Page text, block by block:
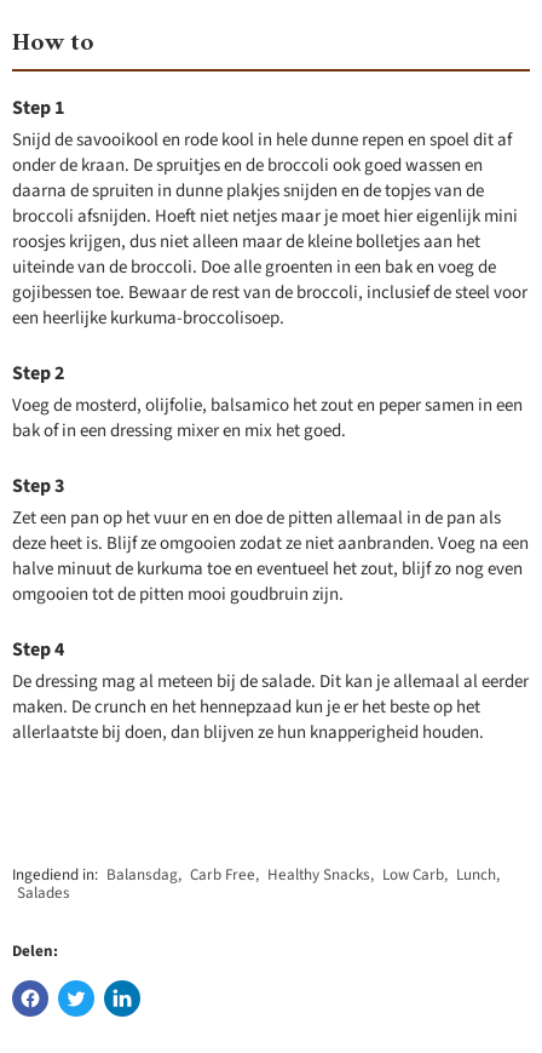
How to
Snijd de savooikool en rode kool in hele dunne repen en spoel dit af
onder de kraan. De spruitjes en de broccoli ook goed wassen en
daarna de spruiten in dunne plakjes snijden en de topjes van de
broccoli afsnijden. Hoeft niet netjes maar je moet hier eigenlijk mini
roosjes krijgen, dus niet alleen maar de kleine bolletjes aan het
uiteinde van de broccoli. Doe alle groenten in een bak en voeg de
gojibessen toe. Bewaar de rest van de broccoli, inclusief de steel voor
een heerlijke kurkuma-broccolisoep.
Voeg de mosterd, olijfolie, balsamico het zout en peper samen in een
bak of in een dressing mixer en mix het goed.
Zet een pan op het vuur en en doe de pitten allemaal in de pan als
deze heet is. Blijf ze omgooien zodat ze niet aanbranden. Voeg na een
halve minuut de kurkuma toe en eventueel het zout, blijf zo nog even
omgooien tot de pitten mooi goudbruin zijn.
De dressing mag al meteen bij de salade. Dit kan je allemaal al eerder
maken. De crunch en het hennepzaad kun je er het beste op het
allerlaatste bij doen, dan blijven ze hun knapperigheid houden.
Ingediend in: Balansdag, Carb Free, Healthy Snacks, Low Carb, Lunch,
Salades
Delen: